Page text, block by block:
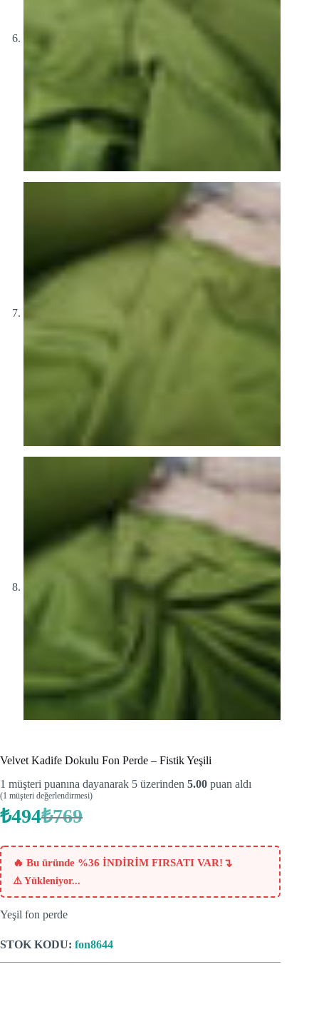
Velvet Kadife Dokulu Fon Perde – Fistik Yeşili
1 müşteri puanına dayanarak 5 üzerinden 5.00 puan aldı
(1 müşteri değerlendirmesi)
₺769
Orijinal
₺769.
₺494Şu
fiyat:
₺494.
🔥 Bu üründe %36 İNDİRİM FIRSATI VAR! ↴
⚠️ Yükleniyor...
Yeşil fon perde
STOK KODU: fon8644